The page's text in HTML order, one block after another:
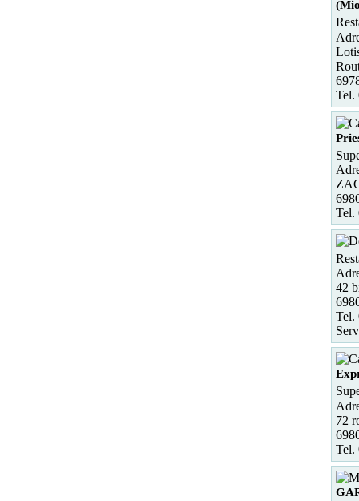
Tel.
Tel.
42
Tel.
72
Tel.